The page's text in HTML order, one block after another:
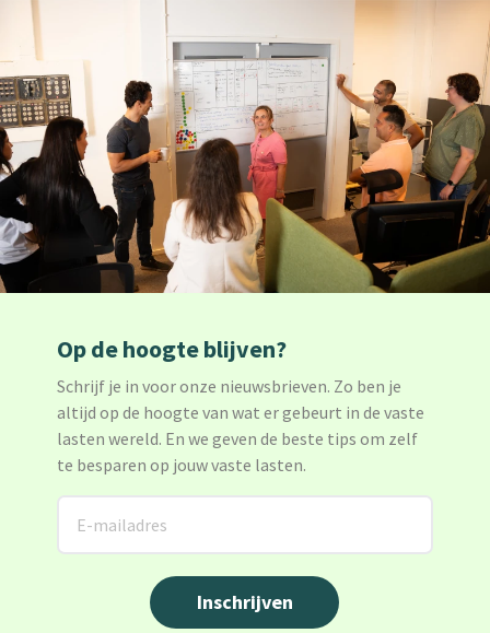
Op de hoogte blijven?
Schrijf je in voor onze nieuwsbrieven. Zo ben je
altijd op de hoogte van wat er gebeurt in de vaste
lasten wereld. En we geven de beste tips om zelf
te besparen op jouw vaste lasten.